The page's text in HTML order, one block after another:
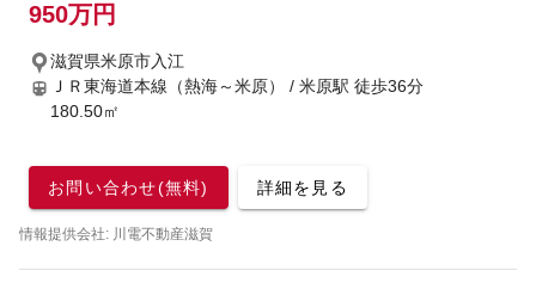
950万円
滋賀県米原市入江
ＪＲ東海道本線（熱海～米原） / 米原駅 徒歩36分
180.50㎡
お問い合わせ(無料) 詳細を見る
情報提供会社: 川電不動産滋賀